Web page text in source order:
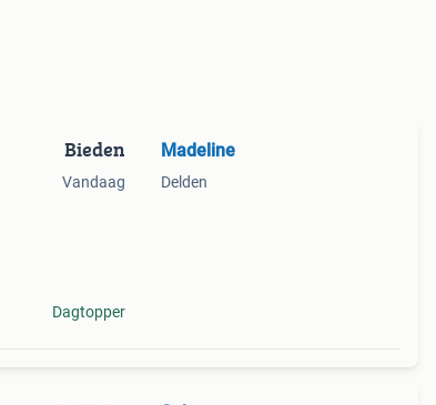
Bieden
Vandaag
Dagtopper
Madeline
Delden